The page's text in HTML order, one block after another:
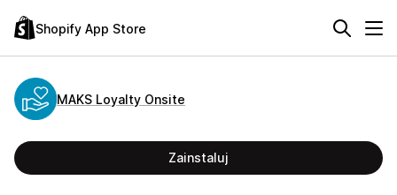
Shopify App Store
MAKS Loyalty Onsite
Zainstaluj